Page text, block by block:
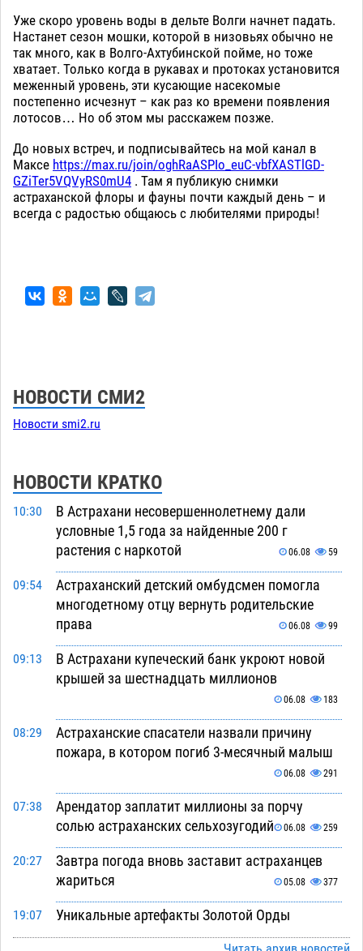
Уже скоро уровень воды в дельте Волги начнет падать.
Настанет сезон мошки, которой в низовьях обычно не
так много, как в Волго-Ахтубинской пойме, но тоже
хватает. Только когда в рукавах и протоках установится
меженный уровень, эти кусающие насекомые
постепенно исчезнут – как раз ко времени появления
лотосов… Но об этом мы расскажем позже.
До новых встреч, и подписывайтесь на мой канал в
Максе https://max.ru/join/oghRaASPIo_euC-vbfXASTlGD-
GZiTer5VQVyRS0mU4 . Там я публикую снимки
астраханской флоры и фауны почти каждый день – и
всегда с радостью общаюсь с любителями природы!
НОВОСТИ СМИ2
Новости smi2.ru
НОВОСТИ КРАТКО
10:30
В Астрахани несовершеннолетнему дали
условные 1,5 года за найденные 200 г
растения с наркотой
06.08 59
09:54
Астраханский детский омбудсмен помогла
многодетному отцу вернуть родительские
права
06.08 99
09:13
В Астрахани купеческий банк укроют новой
крышей за шестнадцать миллионов
06.08 183
08:29
Астраханские спасатели назвали причину
пожара, в котором погиб 3-месячный малыш
06.08 291
07:38
Арендатор заплатит миллионы за порчу
солью астраханских сельхозугодий
06.08 259
20:27
Завтра погода вновь заставит астраханцев
жариться
05.08 377
19:07
Уникальные артефакты Золотой Орды
выставили в астраханском музее
05.08 406